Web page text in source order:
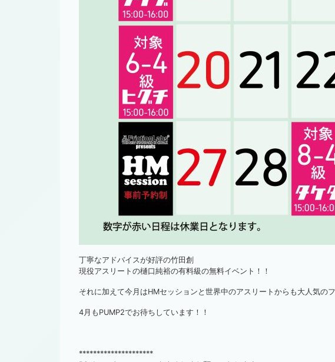
丁寧なアドバイスが好評の竹田創
現役アスリートの樋口純裕の有料級の無料イベント！！
それに加えて今月はHMセッションと世界中のアスリートからも大人気の
4月もPUMP2でお待ちしています！！
*********************